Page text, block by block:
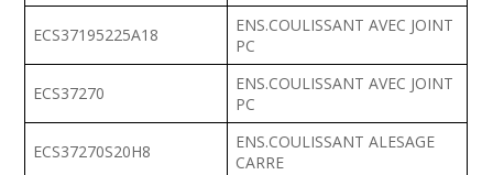
ECS37195225A18
ENS.COULISSANT AVEC JOINT
PC
ECS37270
ENS.COULISSANT AVEC JOINT
PC
ECS37270S20H8
ENS.COULISSANT ALESAGE
CARRE